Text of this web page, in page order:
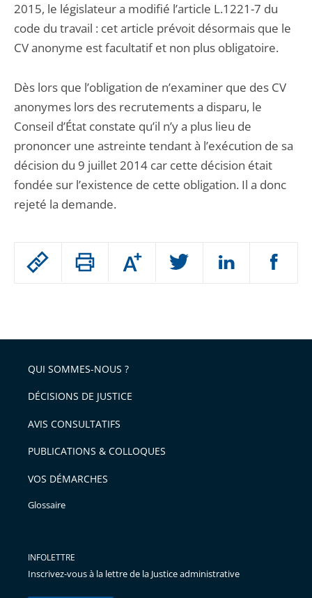
Passer
arriver
après
Augmenter
ou
l'article
pour
avant
2015, le législateur a modifié l’article L.1221-7 du
code du travail : cet article prévoit désormais que le
CV anonyme est facultatif et non plus obligatoire.
Dès lors que l’obligation de n’examiner que des CV
anonymes lors des recrutements a disparu, le
Conseil d’État constate qu’il n’y a plus lieu de
prononcer une astreinte tendant à l’exécution de sa
décision du 9 juillet 2014 car cette décision était
fondée sur l’existence de cette obligation. Il a donc
rejeté la demande.
QUI SOMMES-NOUS ?
DÉCISIONS DE JUSTICE
AVIS CONSULTATIFS
PUBLICATIONS & COLLOQUES
VOS DÉMARCHES
Glossaire
INFOLETTRE
Inscrivez-vous à la lettre de la Justice administrative